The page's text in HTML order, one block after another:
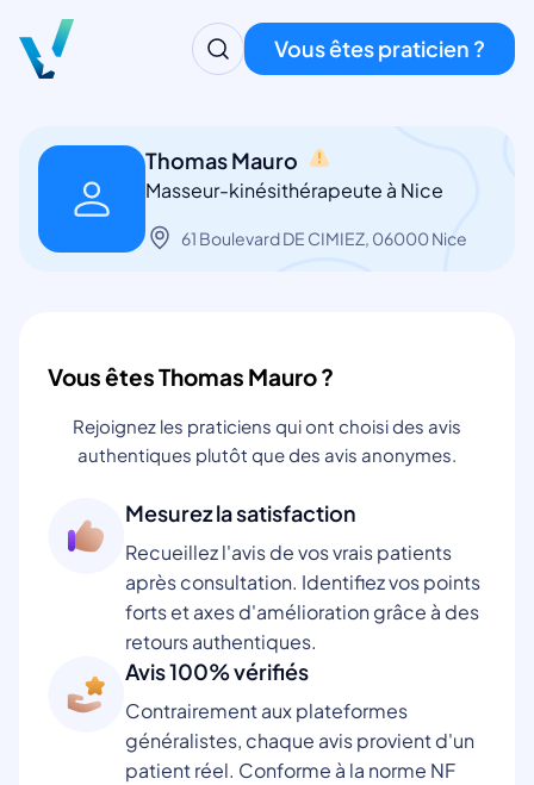
Vous êtes praticien ?
Thomas Mauro
Masseur-kinésithérapeute à Nice
61 Boulevard DE CIMIEZ, 06000 Nice
Vous êtes Thomas Mauro ?
Rejoignez les praticiens qui ont choisi des avis
authentiques plutôt que des avis anonymes.
Mesurez la satisfaction
Recueillez l'avis de vos vrais patients
après consultation. Identifiez vos points
forts et axes d'amélioration grâce à des
retours authentiques.
Avis 100% vérifiés
Contrairement aux plateformes
généralistes, chaque avis provient d'un
patient réel. Conforme à la norme NF